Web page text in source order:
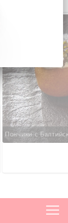
Пончики с